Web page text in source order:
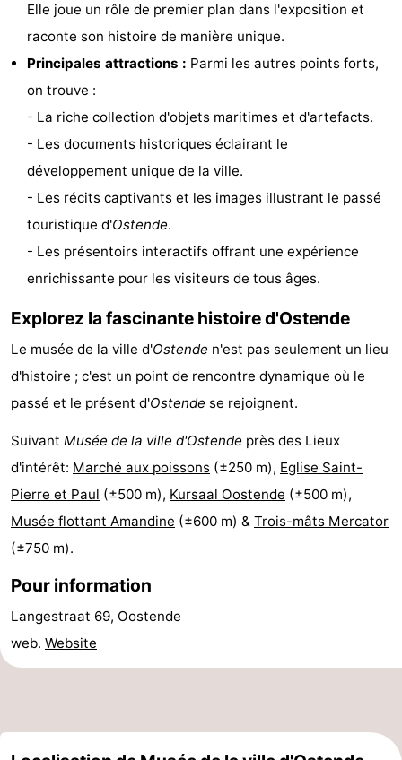
Monuments
Églises
-
Points
vue
Attractions
Fermes
Terrains
jeux
intérieures
Parcours
de
golf
Centres
de
être
Villages
villes
Sports
-
Piscines
-
Faire
du
vélo
-
Randonnée
-
Équitation
-
Elle joue un rôle de premier plan dans l'exposition et
raconte son histoire de manière unique.
Principales attractions : Parmi les autres points forts,
on trouve :
- La riche collection d'objets maritimes et d'artefacts.
- Les documents historiques éclairant le
développement unique de la ville.
- Les récits captivants et les images illustrant le passé
touristique d'Ostende.
- Les présentoirs interactifs offrant une expérience
enrichissante pour les visiteurs de tous âges.
Explorez la fascinante histoire d'Ostende
Le musée de la ville d'Ostende n'est pas seulement un lieu
d'histoire ; c'est un point de rencontre dynamique où le
passé et le présent d'Ostende se rejoignent.
Suivant Musée de la ville d'Ostende près des Lieux
d'intérêt: Marché aux poissons (±250 m), Eglise Saint-
Pierre et Paul (±500 m), Kursaal Oostende (±500 m),
Musée flottant Amandine (±600 m) & Trois-mâts Mercator
(±750 m).
Pour information
Langestraat 69, Oostende
web. Website